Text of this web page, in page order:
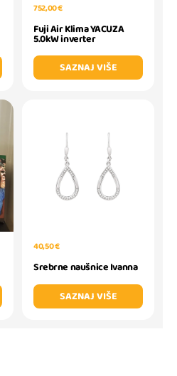
752,00 €
Fuji Air Klima YACUZA
5.0kW inverter
SAZNAJ VIŠE
40,50 €
Srebrne naušnice Ivanna
SAZNAJ VIŠE